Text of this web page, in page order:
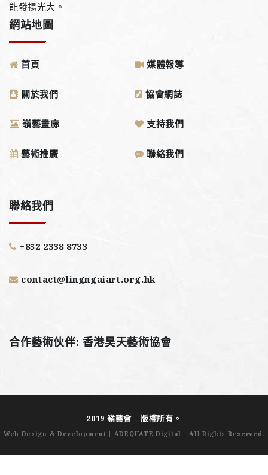
能發揚光大。
網站地圖
首頁 媒體報導
關於我們 協會網誌
嶺藝畫廊 支持我們
藝術推廣 聯絡我們
聯絡我們
+852 2338 8733
contact@lingngaiart.org.hk
合作藝術伙伴: 香港昊天藝術協會
2019 嶺藝會 | 版權所有。
Web Design & Development | ADEQUATE Digital | All Rights Reserved.